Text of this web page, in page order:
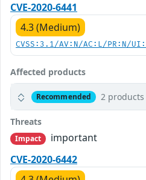
CVE-2020-6441
4.3 (Medium)
CVSS:3.1/AV:N/AC:L/PR:N/
Affected products
Recommended 2 products
Threats
Impact
important
CVE-2020-6442